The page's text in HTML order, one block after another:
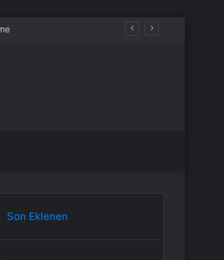
Son Eklenen